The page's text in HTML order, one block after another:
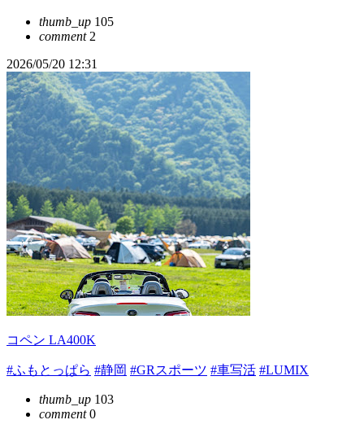
thumb_up 105
comment2
2026/05/20 12:31
コペン LA400K
#ふもとっぱら #静岡 #GRスポーツ #車写活 #LUMIX
thumb_up 103
comment0